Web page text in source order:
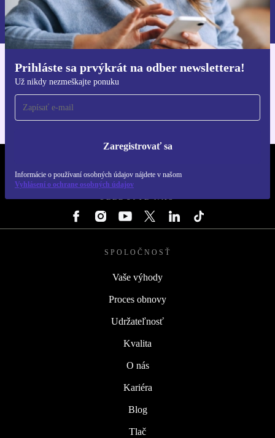
Prihláste sa prvýkrát na odber newslettera!
Už nikdy nezmeškajte ponuku
Zaregistrovať sa
Informácie o používaní osobných údajov nájdete v našom
Vyhlásení o ochrane osobných údajov
Informácie o používaní osobných údajov nájdete v našich
Zásadách ochrany osobných údajov.
Získajte aplikáciu refurbed
Pre iOS a Android
SLEDUJTE NÁS
SPOLOČNOSŤ
Vaše výhody
Proces obnovy
Udržateľnosť
Kvalita
O nás
Kariéra
Blog
Tlač